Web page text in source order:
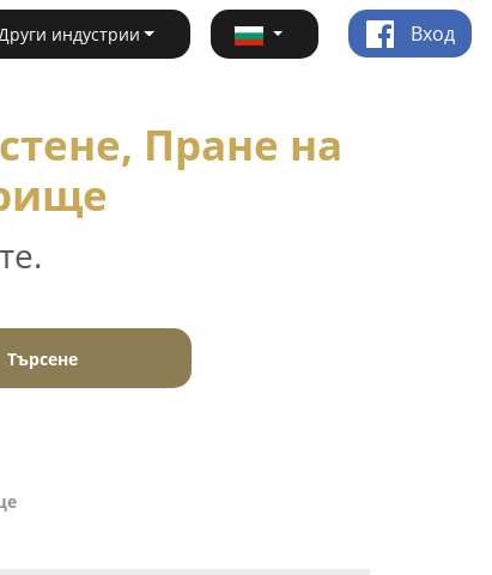
индустрии Вход
Пране на
Търсене